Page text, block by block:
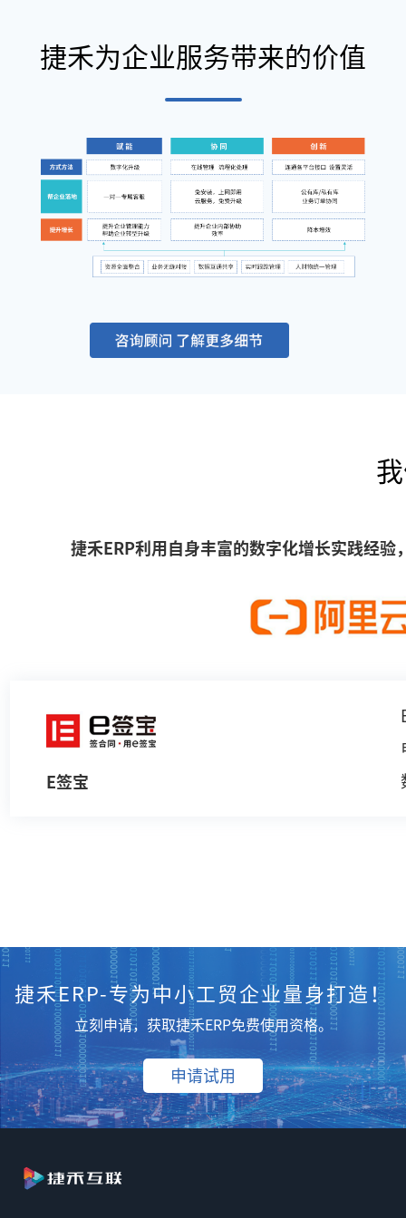
捷禾为企业服务带来的价值
捷禾ERP利用自身丰富的数字化增长实践经
E签宝
捷禾ERP-专为中小工贸企业量身打造！
立刻申请，获取捷禾ERP免费使用资格。
申请试用